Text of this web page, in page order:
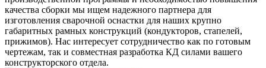
качества сборки мы ищем надежного партнера для
изготовления сварочной оснастки для наших крупно
габаритных рамных конструкций (кондукторов, стапелей,
прижимов). Нас интересует сотрудничество как по готовым
чертежам, так и совместная разработка КД силами вашего
конструкторского отдела.